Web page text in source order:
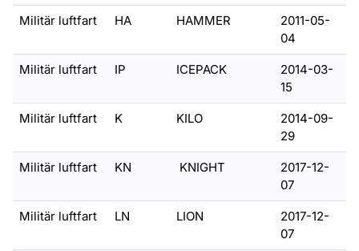
Militär luftfart HA HAMMER
2011-05-
04
Militär luftfart IP ICEPACK
2014-03-
15
Militär luftfart K KILO
2014-09-
29
Militär luftfart KN KNIGHT
2017-12-
07
Militär luftfart LN LION
2017-12-
07